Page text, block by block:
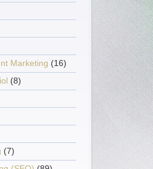
Marketing (16)
(8)
(7)